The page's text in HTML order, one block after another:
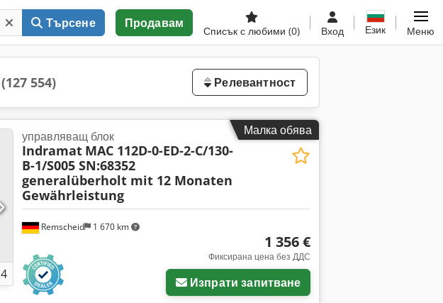
Търсене Продавам
Списък с любими (0) Вход Език Меню
(127 554) Релевантност
Малка обява
4
Remscheid 1 670 km
управляващ блок
Indramat MAC 112D-0-ED-2-C/130-
B-1/S005 SN:68352
generalüberholt mit 12 Monaten
Gewährleistung
1 356 €
Фиксирана цена без ДДС
Изпрати запитване